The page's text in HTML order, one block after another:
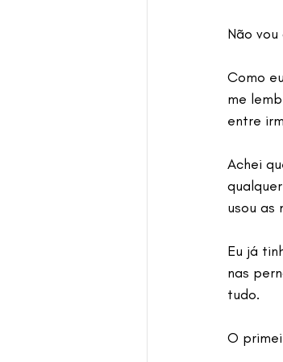
Não
Como
me
entre
Achei
usou as
Eu já
nas
tudo.
O